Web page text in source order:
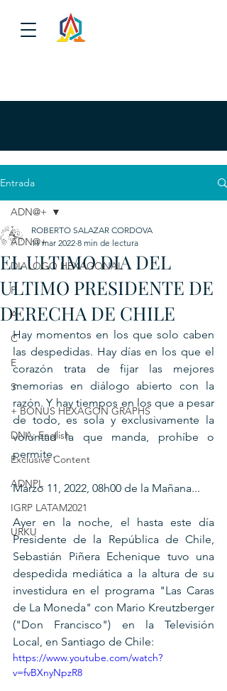
Entrada
ADN@+
DIALOGO HEXAGONAL
P
A
C
E
S
+ BONUS HEXAGON GRAPHS
DNA: English
Exclusive Content
ADNPL
IGRP LATAM2021
URKU
ADN@+
EL ULTIMO DIA DEL
ULTIMO PRESIDENTE DE
DERECHA DE CHILE
ROBERTO SALAZAR CORDOVA
11 mar 2022 8 min de lectura
Hay momentos en los que solo caben
las despedidas. Hay días en los que el
corazón trata de fijar las mejores
memorias en diálogo abierto con la
razón. Y hay tiempos en los que a pesar
de todo, es sola y exclusivamente la
voluntad la que manda, prohíbe o
permite.
Marzo 11, 2022, 08h00 de la Mañana...
Ayer en la noche, el hasta este día
Presidente de la República de Chile,
Sebastián Piñera Echenique tuvo una
despedida mediática a la altura de su
investidura en el programa "Las Caras
de La Moneda" con Mario Kreutzberger
("Don Francisco") en la Televisión
Local, en Santiago de Chile:
https://www.youtube.com/watch?
v=fvBXnyNpzR8